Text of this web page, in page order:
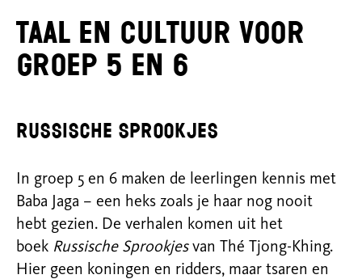
Taal en cultuur voor
groep 5 en 6
Russische sprookjes
In groep 5 en 6 maken de leerlingen kennis met
Baba
Jaga – een heks zoals je haar nog nooit
hebt gezien. De verhalen komen uit het
boek Russische Sprookjesvan Thé Tjong-Khing.
Hier geen koningen en ridders, maar tsaren en